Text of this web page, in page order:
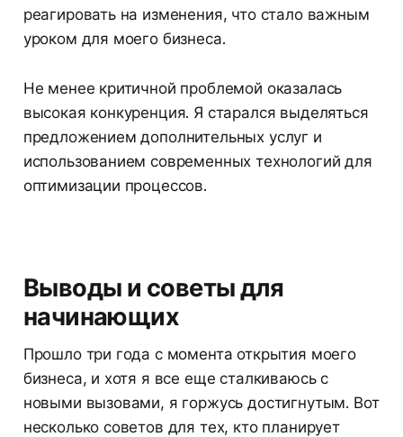
реагировать на изменения, что стало важным
уроком для моего бизнеса.
Не менее критичной проблемой оказалась
высокая конкуренция. Я старался выделяться
предложением дополнительных услуг и
использованием современных технологий для
оптимизации процессов.
Выводы и советы для
начинающих
Прошло три года с момента открытия моего
бизнеса, и хотя я все еще сталкиваюсь с
новыми вызовами, я горжусь достигнутым. Вот
несколько советов для тех, кто планирует